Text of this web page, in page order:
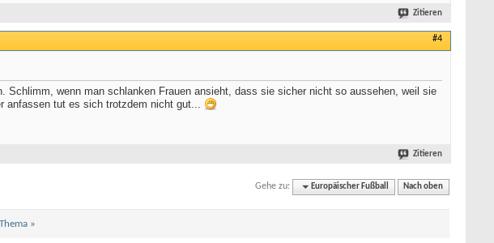
Zitieren
#4
wenn man schlanken Frauen ansieht, dass sie sicher nicht so aussehen, weil sie
anfassen tut es sich trotzdem nicht gut...
Zitieren
Gehe zu: Europäischer Fußball Nach oben
»